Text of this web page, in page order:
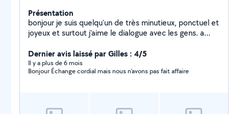
Présentation
bonjour je suis quelqu'un de très minutieux, ponctuel et
joyeux et surtout j'aime le dialogue avec les gens. a
Dernier avis laissé par Gilles : 4/5
Il y a plus de 6 mois
Bonjour Échange cordial mais nous n’avons pas fait affaire